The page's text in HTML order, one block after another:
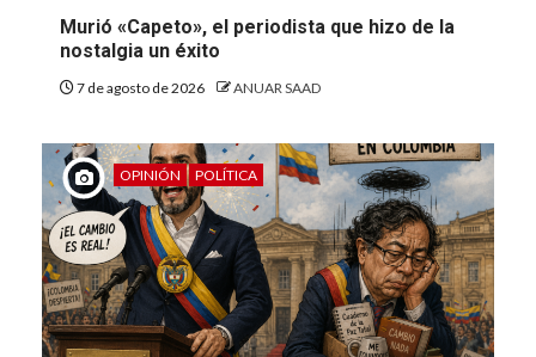
Murió «Capeto», el periodista que hizo de la
nostalgia un éxito
7 de agosto de 2026 ANUAR SAAD
OPINIÓN POLÍTICA